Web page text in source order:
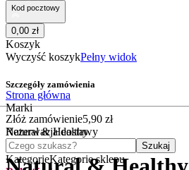
Kod pocztowy
0,00 zł
Koszyk
Wyczyść koszykPełny widok
Szczegóły zamówienia
Złóż zamówienie5,90 zł
Rezerwacja dostawy
Czego szukasz?
Szukaj
KategorieKategorie sklepu
Strona główna
Marki
Natural & Healthy